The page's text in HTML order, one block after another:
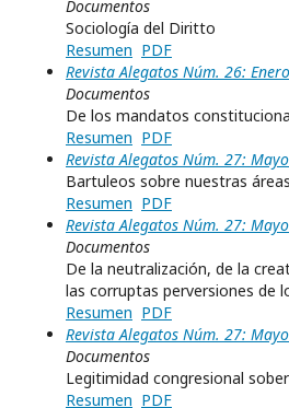
Documentos
Sociología del Diritto
Resumen PDF
Revista Alegatos Núm. 26:
Documentos
De los mandatos
Resumen PDF
Revista Alegatos Núm. 27:
Bartuleos sobre nuestras
Resumen PDF
Revista Alegatos Núm. 27:
Documentos
De la neutralización, de la
las corruptas perversiones de
Resumen PDF
Revista Alegatos Núm. 27:
Documentos
Legitimidad congresional
Resumen PDF